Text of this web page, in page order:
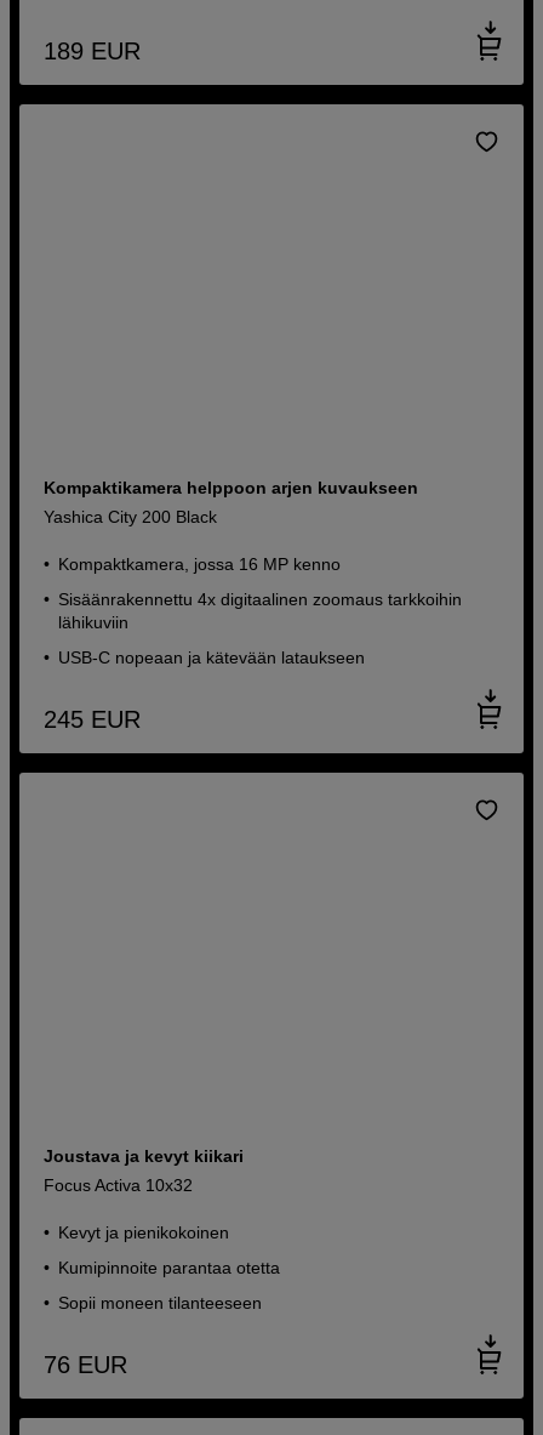
189 EUR
Kompaktikamera helppoon arjen kuvaukseen
Yashica City 200 Black
Kompaktkamera, jossa 16 MP kenno
Sisäänrakennettu 4x digitaalinen zoomaus tarkkoihin
lähikuviin
USB-C nopeaan ja kätevään lataukseen
245 EUR
Joustava ja kevyt kiikari
Focus Activa 10x32
Kevyt ja pienikokoinen
Kumipinnoite parantaa otetta
Sopii moneen tilanteeseen
76 EUR